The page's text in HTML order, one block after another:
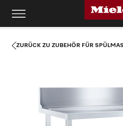
ZURÜCK ZU ZUBEHÖR FÜR